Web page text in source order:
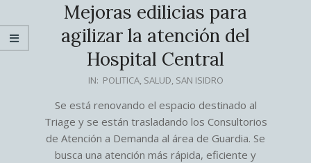
Mejoras edilicias para
agilizar la atención del
Hospital Central
IN: POLITICA, SALUD, SAN ISIDRO
Se está renovando el espacio destinado al
Triage y se están trasladando los Consultorios
de Atención a Demanda al área de Guardia. Se
busca una atención más rápida, eficiente y